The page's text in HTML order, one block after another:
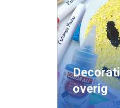
overig